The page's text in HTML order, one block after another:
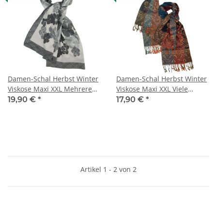
Damen-Schal Herbst Winter
Viskose Maxi XXL Mehrere
Farben
19,90 € *
Damen-Schal Herbst Winter
Viskose Maxi XXL Viele
Farben
17,90 € *
Artikel 1 - 2 von 2